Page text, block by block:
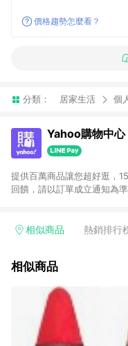
價格趨勢怎麼看？
分類： 居家生活 個
Yahoo購物中心
提供百萬商品讓您超好逛，
回饋，請以訂單成立通知為準 1. 請注意以下品類商品均無回饋：
電玩/遊戲/相機/單眼/鏡頭/
的購回饋活動享Yahoo超贈
3. 訂單回饋金額將扣除運費
價券等虛擬貨幣折抵 4. 大
有相關事證認定您為大宗採
相關認定以Yahoo購物中心之
相似商品 熱銷排行
相似商品